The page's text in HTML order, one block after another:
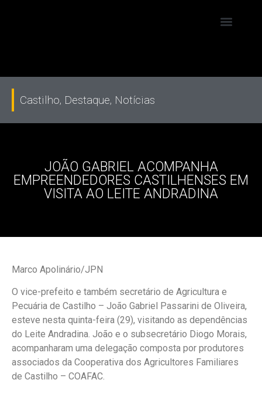
Castilho, Destaque, Notícias
JOÃO GABRIEL ACOMPANHA
EMPREENDEDORES CASTILHENSES EM
VISITA AO LEITE ANDRADINA
Marco Apolinário/JPN
O vice-prefeito e também secretário de Agricultura e
Pecuária de Castilho – João Gabriel Passarini de Oliveira,
esteve nesta quinta-feira (29), visitando as dependências
do Leite Andradina. João e o subsecretário Diogo Morais,
acompanharam uma delegação composta por produtores
associados da Cooperativa dos Agricultores Familiares
de Castilho – COAFAC.